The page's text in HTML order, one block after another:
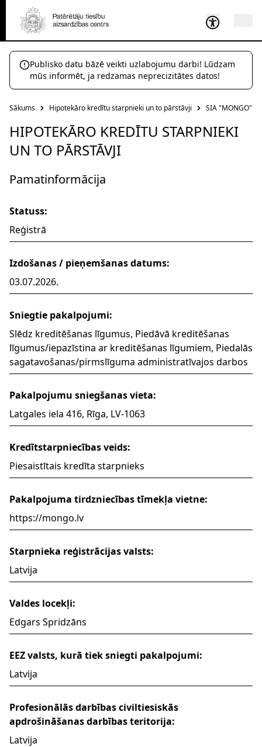
Publisko datu bāzē veikti uzlabojumu darbi! Lūdzam
mūs informēt, ja redzamas neprecizitātes datos!
Sākums Hipotekāro kredītu starpnieki un to pārstāvji SIA "MONGO"
HIPOTEKĀRO KREDĪTU STARPNIEKI
UN TO PĀRSTĀVJI
Pamatinformācija
Statuss:
Reģistrā
Izdošanas / pieņemšanas datums:
03.07.2026.
Sniegtie pakalpojumi:
Slēdz kreditēšanas līgumus, Piedāvā kreditēšanas
līgumus/iepazīstina ar kreditēšanas līgumiem, Piedalās
sagatavošanas/pirmslīguma administratīvajos darbos
Pakalpojumu sniegšanas vieta:
Latgales iela 416, Rīga, LV-1063
Kredītstarpniecības veids:
Piesaistītais kredīta starpnieks
Pakalpojuma tirdzniecības tīmekļa vietne:
https://mongo.lv
Starpnieka reģistrācijas valsts:
Latvija
Valdes locekļi:
Edgars Spridzāns
EEZ valsts, kurā tiek sniegti pakalpojumi:
Latvija
Profesionālās darbības civiltiesiskās
apdrošināšanas darbības teritorija:
Latvija